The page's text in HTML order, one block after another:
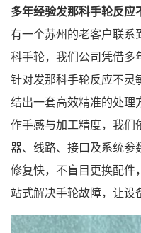
多年经验发那科手轮反应
有一个苏州的老客户联系
科手轮，我们公司凭借多
针对发那科手轮反应不灵
结出一套高效精准的处理
作手感与加工精度，我们
器、线路、接口及系统参
修复快，不盲目更换配件
站式解决手轮故障，让设